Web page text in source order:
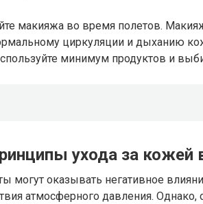
макияжа во время полетов.
циркуляции и дыханию
минимум продуктов и
ухода за кожей
могут оказывать негативное
атмосферного давления.